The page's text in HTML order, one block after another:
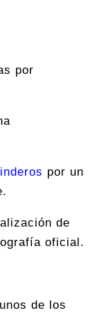
por
por un
de
oficial.
de los